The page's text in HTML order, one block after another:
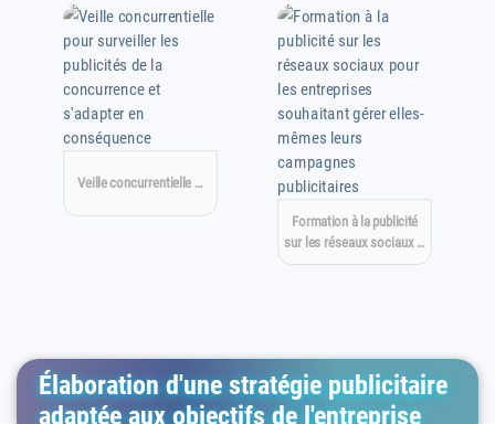
Veille concurrentielle …
Formation à la publicité
sur les réseaux sociaux …
Élaboration d'une stratégie publicitaire
adaptée aux objectifs de l'entreprise